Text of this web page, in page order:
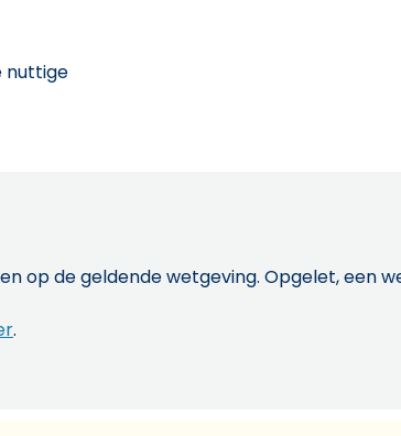
nuttige
op de geldende wetgeving. Opgelet, een
.